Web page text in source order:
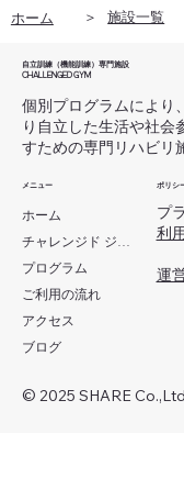
​ホーム ​＞ 施設一覧
個別プログラムにより
り自立した生活や社会
すための専門リハビリ
自立訓練（機能訓練）専門施設
​CHALLENGED GYM
メニュー
ホーム
プログラム
ご利用の流れ
アクセス
ブログ
プ
利
運
ポリシ
© 2025 SHARE